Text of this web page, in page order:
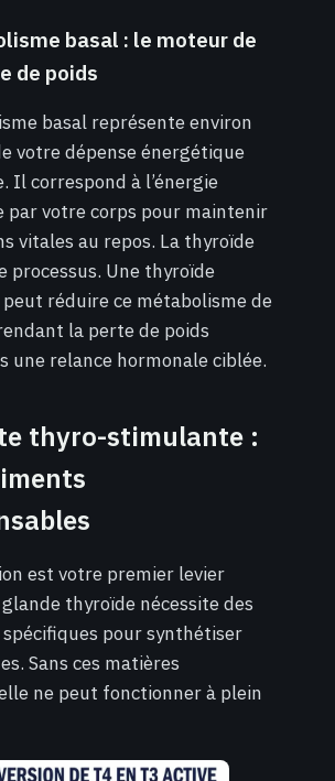
basal : le moteur de
de poids
basal représente environ
votre dépense énergétique
Il correspond à l’énergie
par votre corps pour maintenir
vitales au repos. La thyroïde
processus. Une thyroïde
peut réduire ce métabolisme de
la perte de poids
une relance hormonale ciblée.
thyro-stimulante :
est votre premier levier
glande thyroïde nécessite des
pour synthétiser
Sans ces matières
ne peut fonctionner à plein